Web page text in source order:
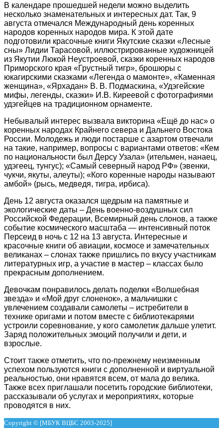
В календаре прошедшей недели можно выделить
несколько знаменательных и интересных дат. Так, 9
августа отмечался Международный день коренных
народов коренных народов мира. К этой дате
подготовили красочные книги Якутские сказки «Лесные
сны» Лидии Тарасовой, иллюстрированные художницей
из Якутии Люкой Неустроевой, сказки коренных народов
Приморского края «Грустный тигр», брошюры с
юкагирскими сказками «Легенда о мамонте», «Каменная
женщина», «Ярхадан» В. В. Подмаскина, «Удэгейские
мифы, легенды, сказки» И.В. Киреевой с фотографиями
удэгейцев на традиционном орнаменте.
Небывалый интерес вызвала викторина «Ещё до нас» о
коренных народах Крайнего севера и Дальнего Востока
России. Молодежь и люди постарше с азартом отвечали
на такие, например, вопросы с вариантами ответов: «Кем
по национальности был Дерсу Узала» (ительмен, нанаец,
удэгеец, тунгус); «Самый северный народ РФ» (эвенки,
чукчи, якуты, алеуты); «Кого коренные народы называют
амбой» (рысь, медведя, тигра, ирбиса).
День 12 августа оказался щедрым на памятные и
экологические даты – День военно-воздушных сил
Российской Федерации, Всемирный день слонов, а также
событие космического масштаба — интенсивный поток
Персеид в ночь с 12 на 13 августа. Интересные и
красочные книги об авиации, космосе и замечательных
великанах – слонах также пришлись по вкусу участникам
литературных игр, а участие в мастер – классах было
прекрасным дополнением.
Девочкам понравилось делать поделки «Волшебная
звезда» и «Мой друг слоненок», а мальчишки с
увлечением создавали самолеты – истребители в
технике оригами и потом вместе с библиотекарями
устроили соревнование, у кого самолетик дальше улетит.
Заряд положительных эмоций получили и дети, и
взрослые.
Стоит также отметить, что по-прежнему неизменным
успехом пользуются книги с дополненной и виртуальной
реальностью, они нравятся всем, от мала до велика.
Также всех приглашали посетить городские библиотеки,
рассказывали об услугах и мероприятиях, которые
проводятся в них.
Copyright © [МБУК ВЦБС 2003-2025]